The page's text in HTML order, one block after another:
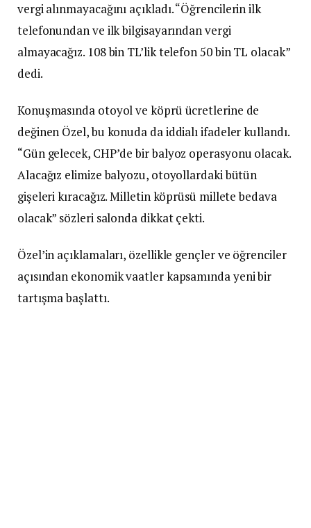
vergi alınmayacağını açıkladı. “Öğrencilerin ilk
telefonundan ve ilk bilgisayarından vergi
almayacağız. 108 bin TL’lik telefon 50 bin TL olacak”
dedi.
Konuşmasında otoyol ve köprü ücretlerine de
değinen Özel, bu konuda da iddialı ifadeler kullandı.
“Gün gelecek, CHP’de bir balyoz operasyonu olacak.
Alacağız elimize balyozu, otoyollardaki bütün
gişeleri kıracağız. Milletin köprüsü millete bedava
olacak” sözleri salonda dikkat çekti.
Özel’in açıklamaları, özellikle gençler ve öğrenciler
açısından ekonomik vaatler kapsamında yeni bir
tartışma başlattı.